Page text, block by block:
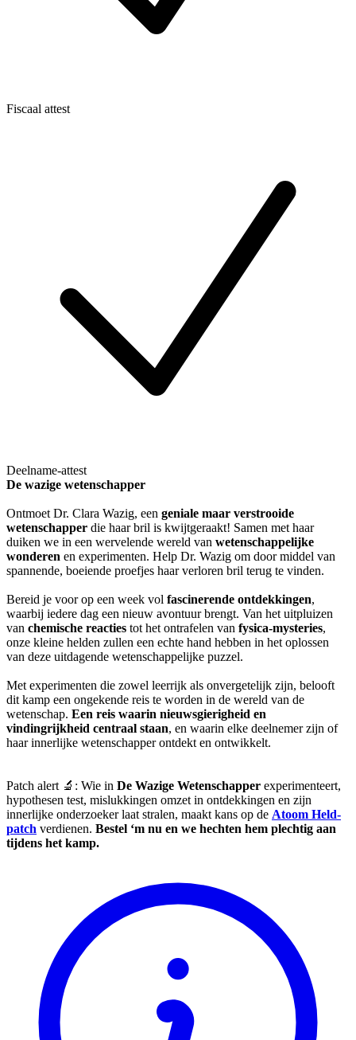
Fiscaal attest
Deelname-attest
De wazige wetenschapper
Ontmoet Dr. Clara Wazig, een geniale maar verstrooide
wetenschapper die haar bril is kwijtgeraakt! Samen met haar
duiken we in een wervelende wereld van wetenschappelijke
wonderen en experimenten. Help Dr. Wazig om door middel van
spannende, boeiende proefjes haar verloren bril terug te vinden.
Bereid je voor op een week vol fascinerende ontdekkingen,
waarbij iedere dag een nieuw avontuur brengt. Van het uitpluizen
van chemische reacties tot het ontrafelen van fysica-mysteries,
onze kleine helden zullen een echte hand hebben in het oplossen
van deze uitdagende wetenschappelijke puzzel.
Met experimenten die zowel leerrijk als onvergetelijk zijn, belooft
dit kamp een ongekende reis te worden in de wereld van de
wetenschap. Een reis waarin nieuwsgierigheid en
vindingrijkheid centraal staan, en waarin elke deelnemer zijn of
haar innerlijke wetenschapper ontdekt en ontwikkelt.
Patch alert 🔬: Wie in De Wazige Wetenschapper experimenteert,
hypothesen test, mislukkingen omzet in ontdekkingen en zijn
innerlijke onderzoeker laat stralen, maakt kans op de Atoom Held-
patch verdienen. Bestel ‘m nu en we hechten hem plechtig aan
tijdens het kamp.